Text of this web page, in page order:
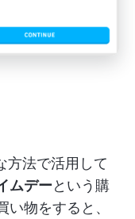
方法で活用して
ムデーという購
物をすると、